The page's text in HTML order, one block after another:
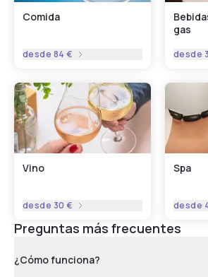
Comida
desde 84 €
gas
desde
Vino
desde 30 €
Spa
desde
Preguntas más frecuentes
¿Cómo funciona?